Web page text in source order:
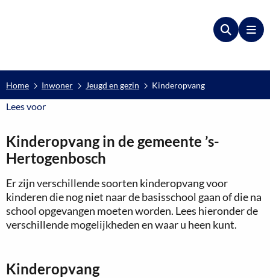
Zoeken
Home Inwoner Jeugd en gezin Kinderopvang
Lees voorLees voor
Kinderopvang in de gemeente ’s-
Hertogenbosch
Er zijn verschillende soorten kinderopvang voor
kinderen die nog niet naar de basisschool gaan of die na
school opgevangen moeten worden. Lees hieronder de
verschillende mogelijkheden en waar u heen kunt.
Kinderopvang